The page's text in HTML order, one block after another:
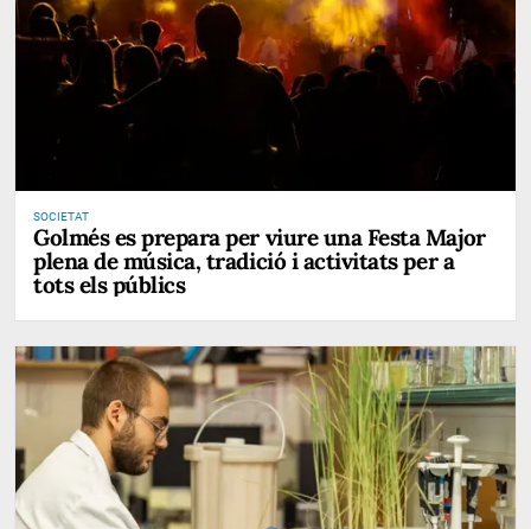
SOCIETAT
Golmés es prepara per viure una Festa Major
plena de música, tradició i activitats per a
tots els públics